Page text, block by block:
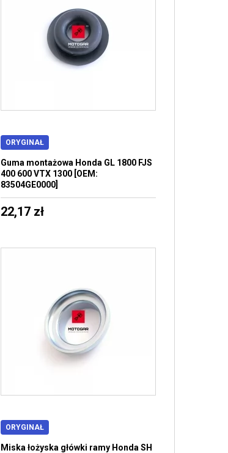
ORYGINAŁ
Guma montażowa Honda GL 1800 FJS
400 600 VTX 1300 [OEM:
83504GE0000]
22,17 zł
ORYGINAŁ
Miska łożyska główki ramy Honda SH